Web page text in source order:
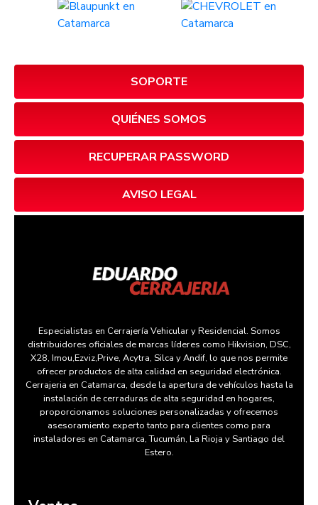
SOPORTE
QUIÉNES SOMOS
RECUPERAR PASSWORD
AVISO LEGAL
Especialistas en Cerrajería Vehicular y Residencial. Somos
distribuidores oficiales de marcas líderes como Hikvision, DSC,
X28, Imou,Ezviz,Prive, Acytra, Silca y Andif, lo que nos permite
ofrecer productos de alta calidad en seguridad electrónica.
Cerrajeria en Catamarca, desde la apertura de vehículos hasta la
instalación de cerraduras de alta seguridad en hogares,
proporcionamos soluciones personalizadas y ofrecemos
asesoramiento experto tanto para clientes como para
instaladores en Catamarca, Tucumán, La Rioja y Santiago del
Estero.